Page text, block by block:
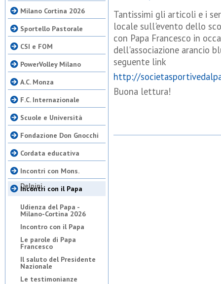
Milano Cortina 2026
Sportello Pastorale
CSI e FOM
PowerVolley Milano
A.C. Monza
F.C. Internazionale
Scuole e Università
Fondazione Don Gnocchi
Cordata educativa
Incontri con Mons.
Delpini
Incontri con il Papa
Udienza del Papa -
Milano-Cortina 2026
Incontro con il Papa
Le parole di Papa
Francesco
Il saluto del Presidente
Nazionale
Le testimonianze
Tantissimi gli articoli e i
locale sull'evento dello
con Papa Francesco in
dell'associazione arancio
seguente link
http://
Buona lettura!